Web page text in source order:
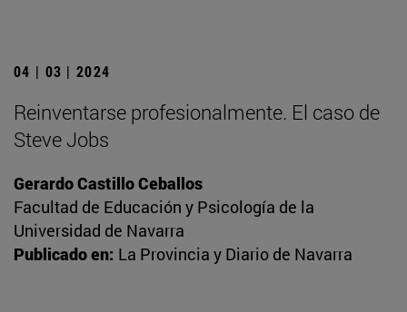
04 | 03 | 2024
Reinventarse profesionalmente. El caso de
Steve Jobs
Gerardo Castillo Ceballos
Facultad de Educación y Psicología de la
Universidad de Navarra
Publicado en: La Provincia y Diario de Navarra